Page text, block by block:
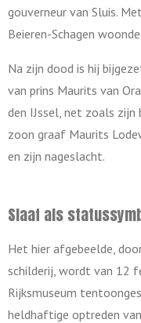
gouverneur van Sluis.
Beieren-Schagen
Na zijn dood is hij
van prins Maurits van
den IJssel, net zoals zijn
zoon graaf Maurits
en zijn nageslacht.
Slaaf als
Het hier afgebeelde,
schilderij, wordt van 12
Rijksmuseum
heldhaftige optreden